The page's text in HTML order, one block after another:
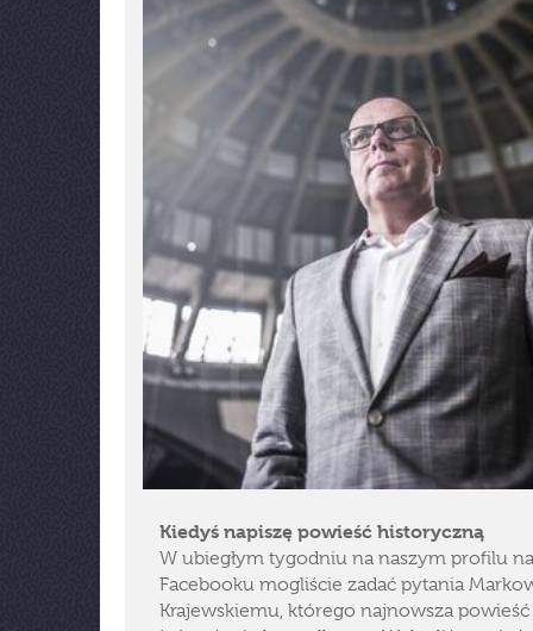
Kiedyś napiszę powieść historyczną
W ubiegłym tygodniu na naszym profilu na
Facebooku mogliście zadać pytania
Krajewskiemu, którego najnowsza powieść